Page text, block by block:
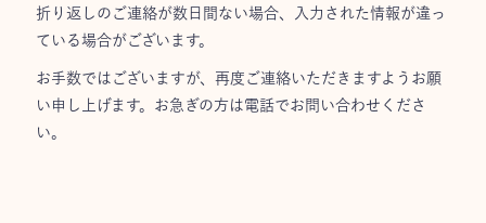
折り返しのご連絡が数日間ない場合、入力された情報が違っ
ている場合がございます。
お手数ではございますが、再度ご連絡いただきますようお願
い申し上げます。お急ぎの方は電話でお問い合わせくださ
い。